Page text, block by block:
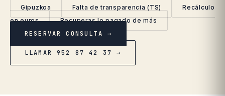
Gipuzkoa Falta de transparencia (TS)
Recálculo
en euros
Recuperas lo pagado de más
RESERVAR CONSULTA →
LLAMAR 952 87 42 37 →